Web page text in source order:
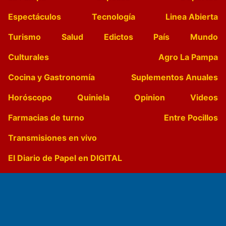
Espectáculos
Tecnología
Linea Abierta
Turismo
Salud Edictos País
Mundo
Culturales
Agro La Pampa
Cocina y Gastronomía
Suplementos Anuales
Horóscopo
Quiniela Opinion
Videos
Farmacias de turno
Entre Pocillos
Transmisiones en vivo
El Diario de Papel en DIGITAL